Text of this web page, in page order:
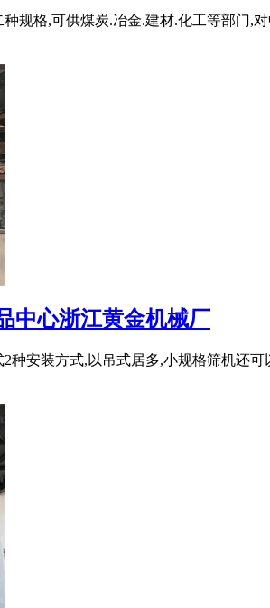
规格,可供煤炭.冶金.建材.化工等部门,
中心浙江黄金机械厂
种安装方式,以吊式居多,小规格筛机还